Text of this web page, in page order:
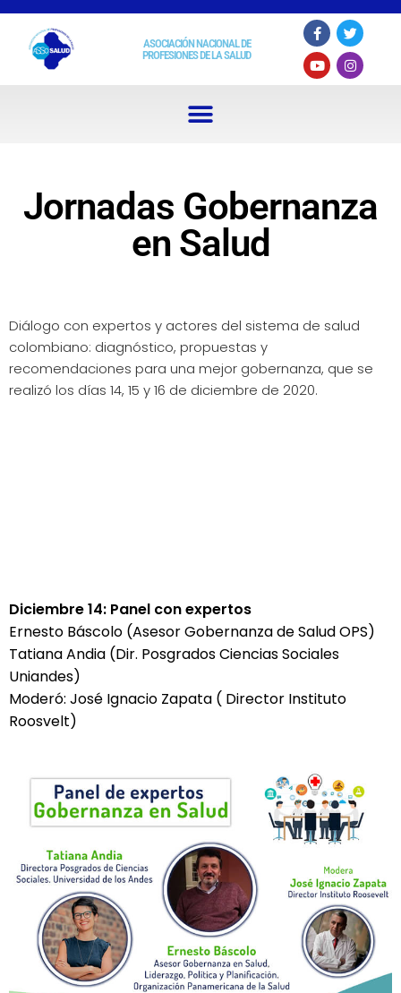
ASOCIACIÓN NACIONAL DE
PROFESIONES DE LA SALUD
Jornadas Gobernanza
en Salud
Diálogo con expertos y actores del sistema de salud
colombiano: diagnóstico, propuestas y
recomendaciones para una mejor gobernanza, que se
realizó los días 14, 15 y 16 de diciembre de 2020.
Diciembre 14: Panel con expertos
Ernesto Báscolo (Asesor Gobernanza de Salud OPS)
Tatiana Andia (Dir. Posgrados Ciencias Sociales
Uniandes)
Moderó: José Ignacio Zapata ( Director Instituto
Roosvelt)